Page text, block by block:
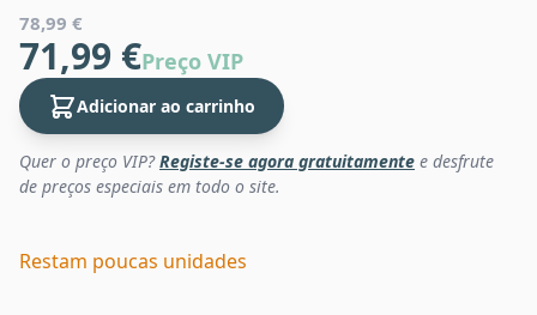
78,99 €
71,99 €Preço VIP
Adicionar ao carrinho
Quer o preço VIP?Registe-se agora gratuitamente e desfrute
de preços especiais em todo o site.
Restam poucas unidades